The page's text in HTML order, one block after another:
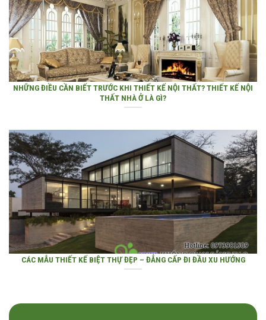
NHỮNG ĐIỀU CẦN BIẾT TRƯỚC KHI THIẾT KẾ NỘI THẤT? THIẾT KẾ NỘI
THẤT NHÀ Ở LÀ GÌ?
CÁC MẪU THIẾT KẾ BIỆT THỰ ĐẸP – ĐẲNG CẤP ĐI ĐẦU XU HƯỚNG